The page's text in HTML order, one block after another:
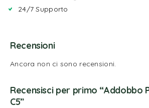
24/7 Supporto
Recensioni
Ancora non ci sono recensioni.
Recensisci per primo “Addobbo
C5”